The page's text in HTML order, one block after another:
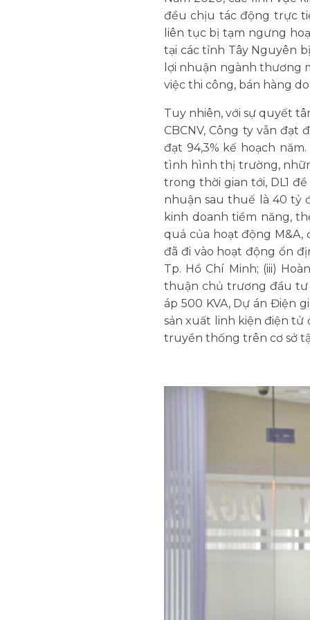
đều chịu tác động trực
liên tục bị tạm ngưng
tại các tỉnh Tây Nguyên
lợi nhuận ngành thương
việc thi công, bán hàng
Tuy nhiên, với sự quyết
CBCNV, Công ty vẫn
đạt 94,3% kế hoạch
tình hình thị trường,
trong thời gian tới, DL1
nhuận sau thuế là 40 tỷ
kinh doanh tiềm năng,
quả của hoạt động
đã đi vào hoạt động ổn
Tp. Hồ Chí Minh; (iii)
thuận chủ trương đầu tư
áp 500 KVA, Dự án Điện
sản xuất linh kiện điện tử
truyền thống trên cơ sở